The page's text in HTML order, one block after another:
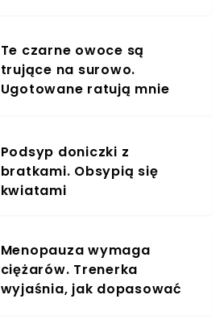
Te czarne owoce są
trujące na surowo.
Ugotowane ratują mnie
Podsyp doniczki z
bratkami. Obsypią się
kwiatami
Menopauza wymaga
ciężarów. Trenerka
wyjaśnia, jak dopasować